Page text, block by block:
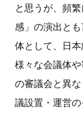
と思うが、頻
感」の演出と
体として、日本
様々な会議体
の審議会と異
議設置・運営